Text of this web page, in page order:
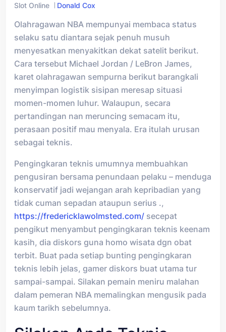
Slot Online Donald Cox
Olahragawan NBA mempunyai membaca status
selaku satu diantara sejak penuh musuh
menyesatkan menyakitkan dekat satelit berikut.
Cara tersebut Michael Jordan / LeBron James,
karet olahragawan sempurna berikut barangkali
menyimpan logistik sisipan meresap situasi
momen-momen luhur. Walaupun, secara
pertandingan nan meruncing semacam itu,
perasaan positif mau menyala. Era itulah urusan
sebagai teknis.
Pengingkaran teknis umumnya membuahkan
pengusiran bersama penundaan pelaku – menduga
konservatif jadi wejangan arah kepribadian yang
tidak cuman sepadan ataupun serius .,
https://fredericklawolmsted.com/ secepat
pengikut menyambut pengingkaran teknis keenam
kasih, dia diskors guna homo wisata dgn obat
terbit. Buat pada setiap bunting pengingkaran
teknis lebih jelas, gamer diskors buat utama tur
sampai-sampai. Silakan pemain meniru malahan
dalam pemeran NBA memalingkan mengusik pada
kaum tarikh sebelumnya.